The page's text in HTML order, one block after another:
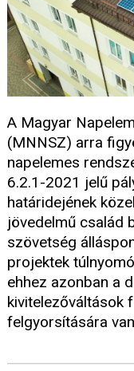
A Magyar
(MNNSZ) arra
napelemes
6.2.1-2021 jelű
határidejének
jövedelmű család
szövetség
projektek
ehhez azonban a
kivitelezőváltások
felgyorsítására